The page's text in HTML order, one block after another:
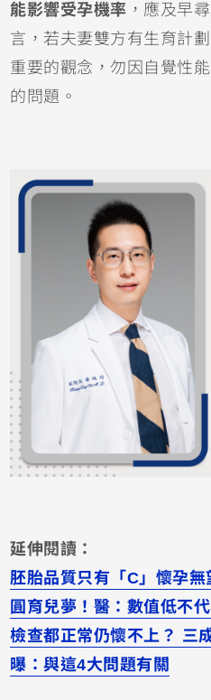
能影響受孕機率 ，應及早
言，若夫妻雙方有生育計
重要的觀念，勿因自覺性
的問題。
延伸閱讀：
胚胎品質只有「C」懷孕
圓育兒夢！醫：數值低不
檢查都正常仍懷不上？ 三
曝：與這4大問題有關